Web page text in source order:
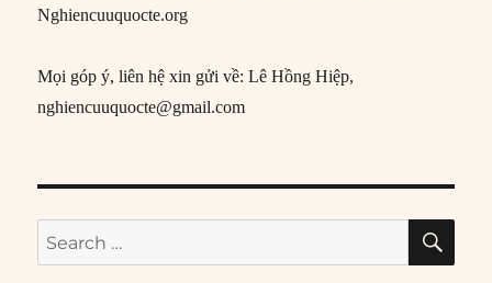
Nghiencuuquocte.org
Mọi góp ý, liên hệ xin gửi về: Lê Hồng Hiệp,
nghiencuuquocte@gmail.com
Search
for: